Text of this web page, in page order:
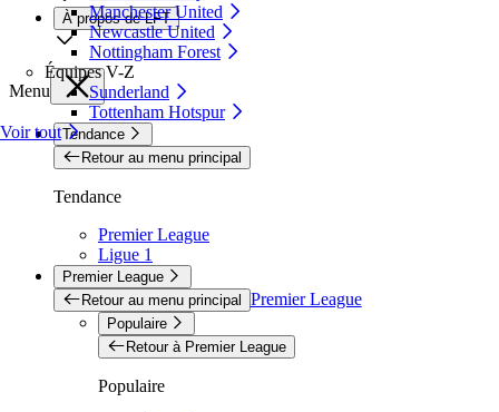
Manchester United
Newcastle United
Nottingham Forest
Équipes V-Z
Sunderland
Tottenham Hotspur
Voir tout
À propos de LFT
Menu
Tendance
Retour au menu principal
Tendance
Premier League
Ligue 1
Premier League
Retour au menu principal Premier League
Populaire
Retour à Premier League
Populaire